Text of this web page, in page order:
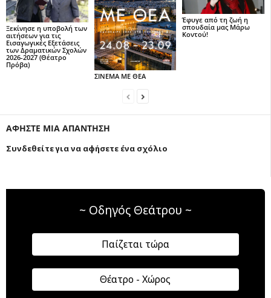
Ξεκίνησε η υποβολή των
αιτήσεων για τις
Εισαγωγικές Εξετάσεις
των Δραματικών Σχολών
2026-2027 (Θέατρο
Πρόβα)
ΣΙΝΕΜΑ ΜΕ ΘΕΑ
Έφυγε από τη ζωή η
σπουδαία μας Μάρω
Κοντού!
ΑΦΗΣΤΕ ΜΙΑ ΑΠΑΝΤΗΣΗ
Συνδεθείτε για να αφήσετε ένα σχόλιο
~ Οδηγός Θεάτρου ~
Παίζεται τώρα
Θέατρο - Χώρος